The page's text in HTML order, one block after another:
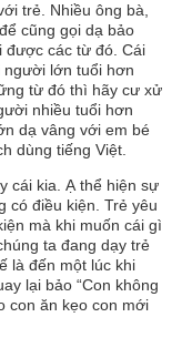
trẻ. Nhiều ông bà,
cũng gọi dạ bảo
được các từ đó. Cái
người lớn tuổi hơn
từ đó thì hãy cư xử
nhiều tuổi hơn
dạ vâng với em bé
dùng tiếng Việt.
cái kia. Ạ thể hiện sự
có điều kiện. Trẻ yêu
mà khi muốn cái gì
ta đang dạy trẻ
là đến một lúc khi
lại bảo “Con không
con ăn kẹo con mới